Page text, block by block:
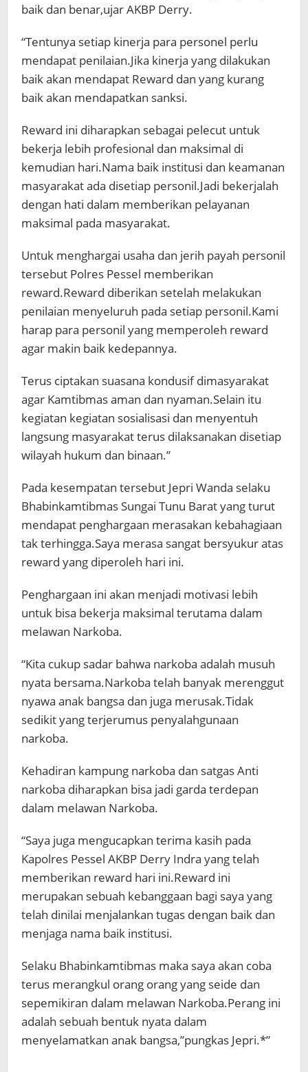
baik dan benar,ujar AKBP Derry.
“Tentunya setiap kinerja para personel perlu
mendapat penilaian.Jika kinerja yang dilakukan
baik akan mendapat Reward dan yang kurang
baik akan mendapatkan sanksi.
Reward ini diharapkan sebagai pelecut untuk
bekerja lebih profesional dan maksimal di
kemudian hari.Nama baik institusi dan keamanan
masyarakat ada disetiap personil.Jadi bekerjalah
dengan hati dalam memberikan pelayanan
maksimal pada masyarakat.
Untuk menghargai usaha dan jerih payah personil
tersebut Polres Pessel memberikan
reward.Reward diberikan setelah melakukan
penilaian menyeluruh pada setiap personil.Kami
harap para personil yang memperoleh reward
agar makin baik kedepannya.
Terus ciptakan suasana kondusif dimasyarakat
agar Kamtibmas aman dan nyaman.Selain itu
kegiatan kegiatan sosialisasi dan menyentuh
langsung masyarakat terus dilaksanakan disetiap
wilayah hukum dan binaan.”
Pada kesempatan tersebut Jepri Wanda selaku
Bhabinkamtibmas Sungai Tunu Barat yang turut
mendapat penghargaan merasakan kebahagiaan
tak terhingga.Saya merasa sangat bersyukur atas
reward yang diperoleh hari ini.
Penghargaan ini akan menjadi motivasi lebih
untuk bisa bekerja maksimal terutama dalam
melawan Narkoba.
“Kita cukup sadar bahwa narkoba adalah musuh
nyata bersama.Narkoba telah banyak merenggut
nyawa anak bangsa dan juga merusak.Tidak
sedikit yang terjerumus penyalahgunaan
narkoba.
Kehadiran kampung narkoba dan satgas Anti
narkoba diharapkan bisa jadi garda terdepan
dalam melawan Narkoba.
“Saya juga mengucapkan terima kasih pada
Kapolres Pessel AKBP Derry Indra yang telah
memberikan reward hari ini.Reward ini
merupakan sebuah kebanggaan bagi saya yang
telah dinilai menjalankan tugas dengan baik dan
menjaga nama baik institusi.
Selaku Bhabinkamtibmas maka saya akan coba
terus merangkul orang orang yang seide dan
sepemikiran dalam melawan Narkoba.Perang ini
adalah sebuah bentuk nyata dalam
menyelamatkan anak bangsa,”pungkas Jepri.*”